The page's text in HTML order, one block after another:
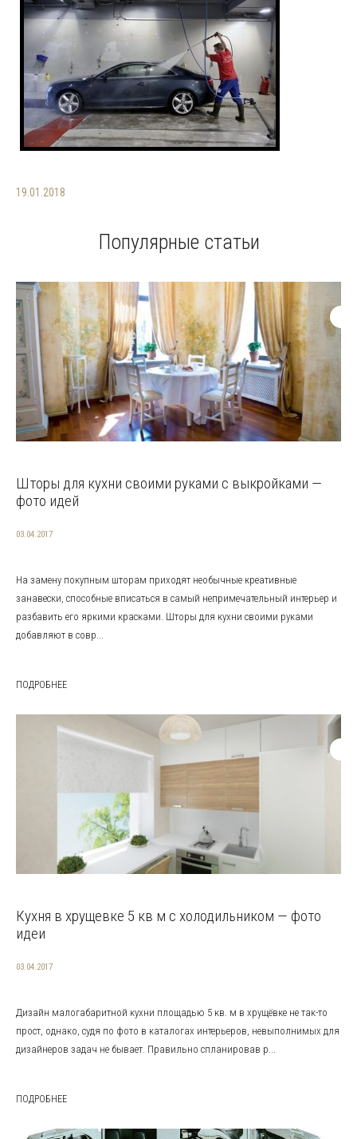
19.01.2018
Популярные статьи
Шторы для кухни своими руками с выкройками —
фото идей
03.04.2017
На замену покупным шторам приходят необычные креативные
занавески, способные вписаться в самый непримечательный интерьер и
разбавить его яркими красками. Шторы для кухни своими руками
добавляют в совр...
ПОДРОБНЕЕ
Кухня в хрущевке 5 кв м с холодильником — фото
идеи
03.04.2017
Дизайн малогабаритной кухни площадью 5 кв. м в хрущёвке не так-то
прост, однако, судя по фото в каталогах интерьеров, невыполнимых для
дизайнеров задач не бывает. Правильно спланировав р...
ПОДРОБНЕЕ